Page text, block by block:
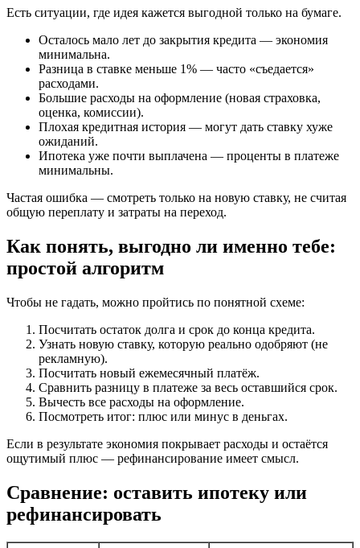
Есть ситуации, где идея кажется выгодной только на бумаге.
Осталось мало лет до закрытия кредита — экономия
минимальна.
Разница в ставке меньше 1% — часто «съедается»
расходами.
Большие расходы на оформление (новая страховка,
оценка, комиссии).
Плохая кредитная история — могут дать ставку хуже
ожиданий.
Ипотека уже почти выплачена — проценты в платеже
минимальны.
Частая ошибка — смотреть только на новую ставку, не считая
общую переплату и затраты на переход.
Как понять, выгодно ли именно тебе:
простой алгоритм
Чтобы не гадать, можно пройтись по понятной схеме:
Посчитать остаток долга и срок до конца кредита.
Узнать новую ставку, которую реально одобряют (не
рекламную).
Посчитать новый ежемесячный платёж.
Сравнить разницу в платеже за весь оставшийся срок.
Вычесть все расходы на оформление.
Посмотреть итог: плюс или минус в деньгах.
Если в результате экономия покрывает расходы и остаётся
ощутимый плюс — рефинансирование имеет смысл.
Сравнение: оставить ипотеку или
рефинансировать